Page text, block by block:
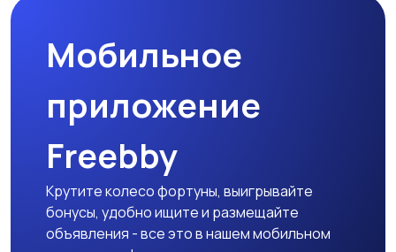
Мобильное
приложение
Freebby
Крутите колесо фортуны, выигрывайте
бонусы, удобно ищите и размещайте
объявления - все это в нашем мобильном